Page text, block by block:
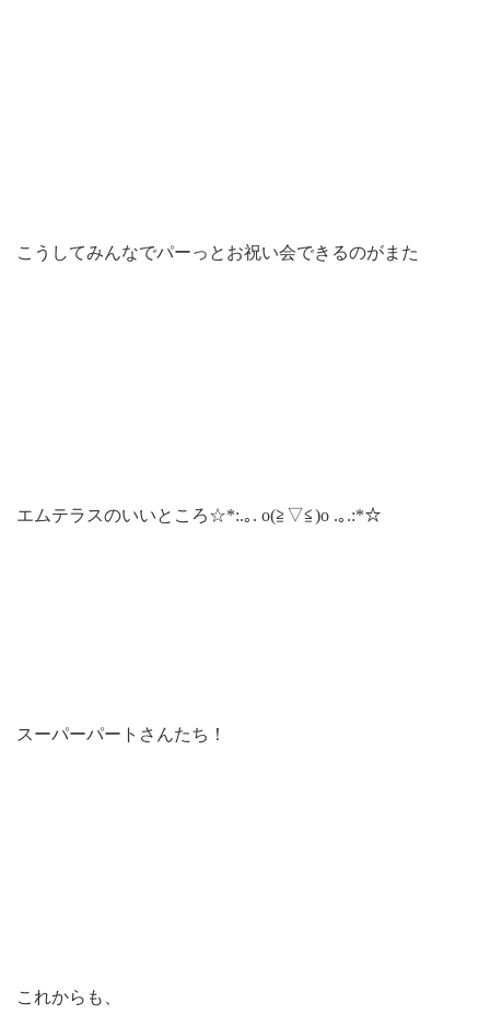
こうしてみんなでパーっとお祝い会できるのがまた
エムテラスのいいところ☆*:.｡. o(≧▽≦)o .｡.:*☆
スーパーパートさんたち！
これからも、